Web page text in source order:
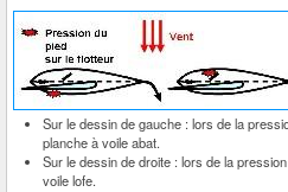
Sur le dessin de gauche : lors de la
planche à voile abat.
Sur le dessin de droite : lors de la
voile lofe.